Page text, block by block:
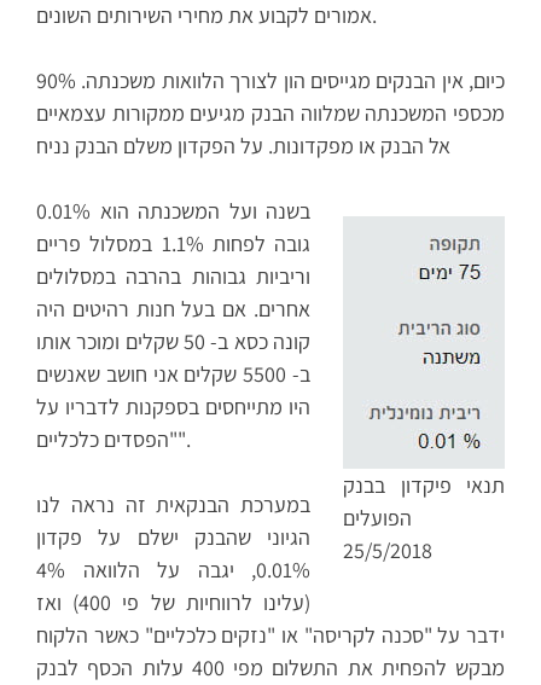
אמורים לקבוע את מחירי השירותים השונים.
כיום, אין הבנקים מגייסים הון לצורך הלוואות משכנתה. 90%
מכספי המשכנתה שמלווה הבנק מגיעים ממקורות עצמאיים
אל הבנק או מפקדונות. על הפקדון משלם הבנק נניח
תנאי פיקדון בבנק
הפועלים
25/5/2018
0.01% בשנה ועל המשכנתה הוא
גובה לפחות 1.1% במסלול פריים
וריביות גבוהות בהרבה במסלולים
אחרים. אם בעל חנות רהיטים היה
קונה כסא ב- 50 שקלים ומוכר אותו
ב- 5500 שקלים אני חושב שאנשים
היו מתייחסים בספקנות לדבריו על
"הפסדים כלכליים".
במערכת הבנקאית זה נראה לנו
הגיוני שהבנק ישלם על פקדון
0.01%, יגבה על הלוואה 4%
(עלינו לרווחיות של פי 400) ואז
ידבר על "סכנה לקריסה" או "נזקים כלכליים" כאשר הלקוח
מבקש להפחית את התשלום מפי 400 עלות הכסף לבנק